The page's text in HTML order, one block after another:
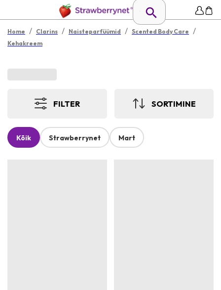
Home / Clarins / Naisteparfüümid / Scented Body Care /
Kehakreem
FILTER SORTIMINE
Kõik Strawberrynet Mart